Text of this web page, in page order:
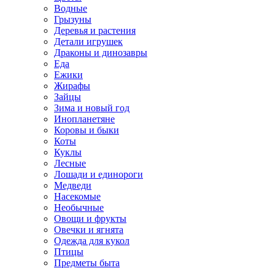
Водные
Грызуны
Деревья и растения
Детали игрушек
Драконы и динозавры
Еда
Ежики
Жирафы
Зайцы
Зима и новый год
Инопланетяне
Коровы и быки
Коты
Куклы
Лесные
Лошади и единороги
Медведи
Насекомые
Необычные
Овощи и фрукты
Овечки и ягнята
Одежда для кукол
Птицы
Предметы быта